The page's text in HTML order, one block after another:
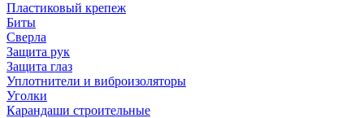
Пластиковый крепеж
Биты
Сверла
Защита рук
Защита глаз
Уплотнители и виброизоляторы
Уголки
Карандаши строительные